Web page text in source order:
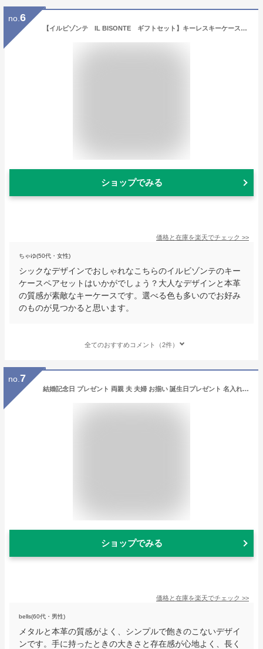
no. 6
【イルビゾンテ IL BISONTE ギフトセット】キーレスキーケースペアセット [商品番号_5432404150]【送料無料】【あす楽対応】【price202401】
ショップでみる
価格と在庫を楽天でチェック >>
ちゃゆ(50代・女性)
シックなデザインでおしゃれなこちらのイルビゾンテのキー
ケースペアセットはいかがでしょう？大人なデザインと本革
の質感が素敵なキーケースです。選べる色も多いのでお好み
のものが見つかると思います。
全てのおすすめコメント（2件）
no. 7
結婚記念日 プレゼント 両親 夫 夫婦 お揃い 誕生日プレゼント 名入れ キーホルダー 【グロスメタル キーリング ペア セット 】 革 本革 牛革 おしゃれ 高級 レザー 車 鍵 革婚式 名前入り ギフト 彼氏 誕生日 旦那 結婚祝い 記念日 新築 退職 還暦 FLEGRE 母の日
ショップでみる
価格と在庫を楽天でチェック >>
bells(60代・男性)
メタルと本革の質感がよく、シンプルで飽きのこないデザイ
ンです。手に持ったときの大きさと存在感が心地よく、長く